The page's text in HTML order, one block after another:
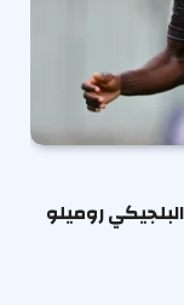
روميلو